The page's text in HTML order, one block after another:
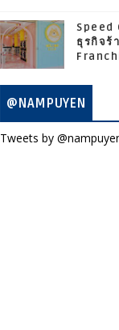
Speed
ธุรกิจร้
@NAMPUYEN
Tweets by